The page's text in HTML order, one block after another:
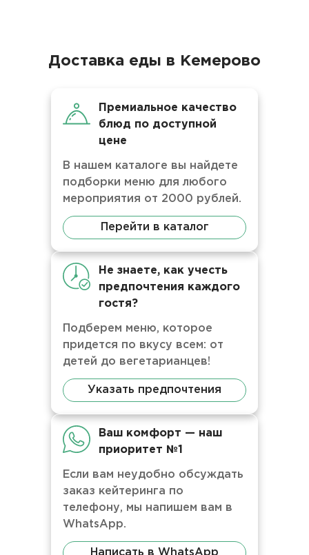
Доставка еды в Кемерово
Премиальное качество
блюд по доступной
цене
В нашем каталоге вы найдете
подборки меню для любого
мероприятия от 2000 рублей.
Перейти в каталог
Не знаете, как учесть
предпочтения каждого
гостя?
Подберем меню, которое
придется по вкусу всем: от
детей до вегетарианцев!
Указать предпочтения
Ваш комфорт — наш
приоритет №1
Если вам неудобно обсуждать
заказ кейтеринга по
телефону, мы напишем вам в
WhatsApp.
Написать в WhatsApp